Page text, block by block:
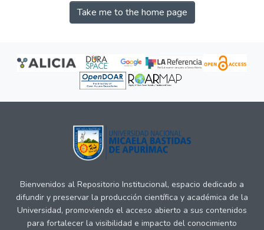
Take me to the home page
Bienvenidos al Repositorio Institucional, espacio dedicado a
difundir y preservar la producción científica y académica de la
Universidad, promoviendo el acceso abierto a sus contenidos
para fortalecer la visibilidad e impacto del conocimiento